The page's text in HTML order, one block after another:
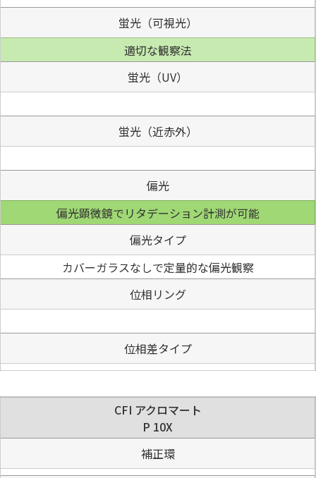
蛍光（可視光）
適切な観察法
蛍光（UV）
蛍光（近赤外）
偏光
偏光顕微鏡でリタデーション計測が可能
偏光タイプ
カバーガラスなしで定量的な偏光観察
位相リング
位相差タイプ
CFI アクロマート
P 10X
補正環